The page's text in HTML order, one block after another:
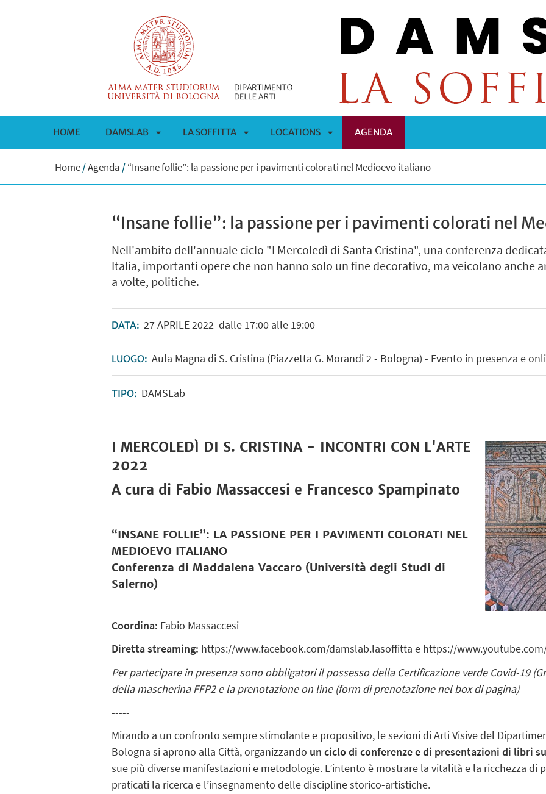
HOME DAMSLAB
APRI
LA SOFFITTA
APRI
LOCATIONS
APRI
AGENDA
Home/Agenda /“Insane follie”: la passione per i pavimenti colorati nel Medioevo italiano
“Insane follie”: la passione per i pavimenti colorati nel
Nell'ambito dell'annuale ciclo "I Mercoledì di Santa Cristina", una conferenza
Italia, importanti opere che non hanno solo un fine decorativo, ma veicolano anche
a volte, politiche.
DATA: 27APRILE2022 dalle 17:00 alle 19:00
LUOGO: Aula Magna di S. Cristina (Piazzetta G. Morandi 2 - Bologna) - Evento in presenza e
TIPO: DAMSLab
I MERCOLEDÌ DI S. CRISTINA - INCONTRI CON L'ARTE
2022
A cura di Fabio Massaccesi e Francesco Spampinato
“INSANE FOLLIE”: LA PASSIONE PER I PAVIMENTI COLORATI NEL
MEDIOEVO ITALIANO
Conferenza diMaddalena Vaccaro (Università degli Studi di
Salerno)
Coordina: Fabio Massaccesi
Diretta streaming: https://www.facebook.com/damslab.lasoffitta e https://
Per partecipare in presenza sono obbligatori il possesso della Certificazione verde Covid-19
della mascherina FFP2 e la prenotazione on line (form di prenotazione nel box di pagina)
-----
Mirando a un confronto sempre stimolante e propositivo, le sezioni di Arti Visive del
Bologna si aprono alla Città, organizzando un ciclo di conferenze e di presentazioni di libri
sue più diverse manifestazioni e metodologie. L’intento è mostrare la vitalità e la ricchezza di
praticati la ricerca e l’insegnamento delle discipline storico-artistiche.